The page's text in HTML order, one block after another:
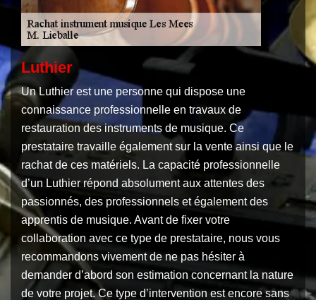
Luthier
Un Luthier est une personne qui dispose une
connaissance professionnelle en travaux de
restauration des instruments de musique. Ce
prestataire travaille également sur la vente ainsi que le
rachat de ces matériels. La capacité professionnelle
d’un Luthier répond absolument aux attentes des
passionnés, des professionnels et également des
apprentis de musique. Avant de fixer votre
collaboration avec ce type de prestataire, nous vous
recommandons vivement de ne pas hésiter à
demander d’abord son estimation concernant la nature
de votre projet. Ce type d’intervention est encore sans